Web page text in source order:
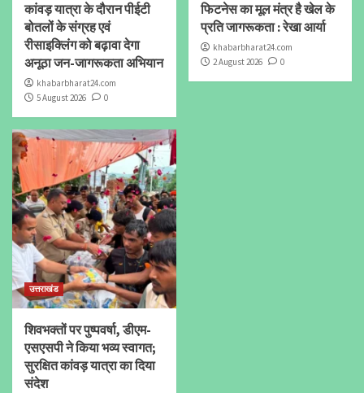
कांवड़ यात्रा के दौरान पीईटी
बोतलों के संग्रह एवं
रीसाइक्लिंग को बढ़ावा देगा
अनूठा जन-जागरूकता अभियान
khabarbharat24.com
5 August 2026
0
फिटनेस का मूल मंत्र है खेल के
प्रति जागरूकता : रेखा आर्या
khabarbharat24.com
2 August 2026
0
उत्तराखंड
शिवभक्तों पर पुष्पवर्षा, डीएम-
एसएसपी ने किया भव्य स्वागत;
सुरक्षित कांवड़ यात्रा का दिया
संदेश